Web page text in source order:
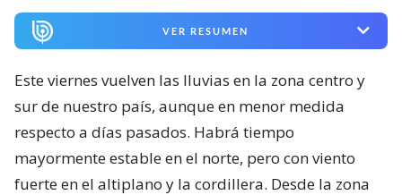
VER RESUMEN
Este viernes vuelven las lluvias en la zona centro y
sur de nuestro país, aunque en menor medida
respecto a días pasados. Habrá tiempo
mayormente estable en el norte, pero con viento
fuerte en el altiplano y la cordillera. Desde la zona